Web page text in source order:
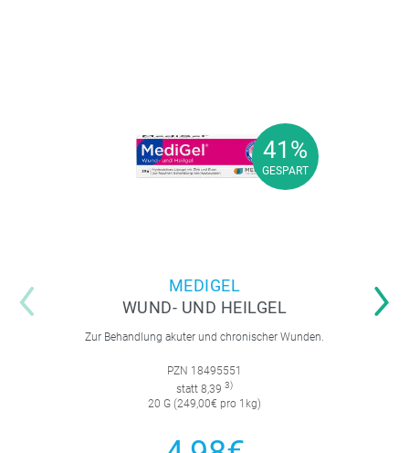
41%
GESPART
41%
GESPART
MEDIGEL
WUND- UND HEILGEL
Zur Behandlung akuter und chronischer Wunden.
PZN 18495551
statt 8,39 3)
20 G (249,00€ pro 1kg)